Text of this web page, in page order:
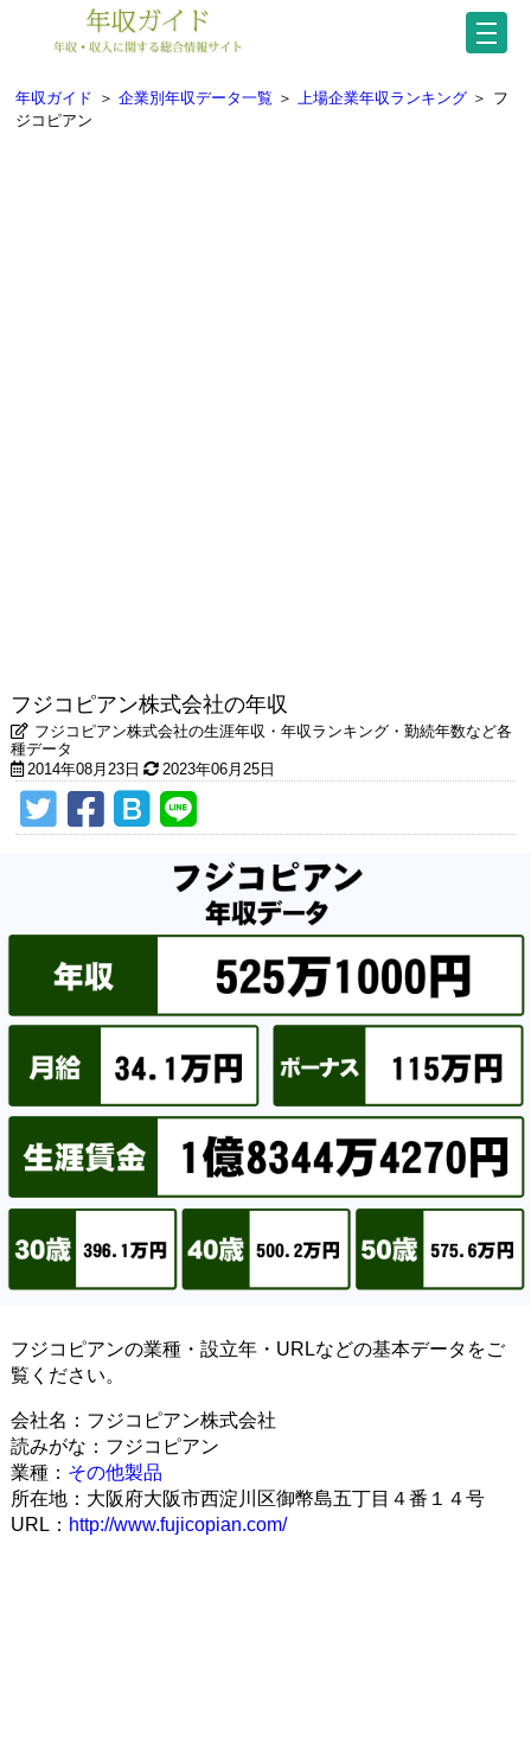
年収ガイド ＞ 企業別年収データ一覧 ＞ 上場企業年収ランキング ＞ フ
ジコピアン
フジコピアン株式会社の年収
フジコピアン株式会社の生涯年収・年収ランキング・勤続年数など各
種データ
2014年08月23日
2023年06月25日
フジコピアンの業種・設立年・URLなどの基本データをご
覧ください。
会社名：フジコピアン株式会社
読みがな：フジコピアン
業種： その他製品
所在地：大阪府大阪市西淀川区御幣島五丁目４番１４号
URL： http://www.fujicopian.com/